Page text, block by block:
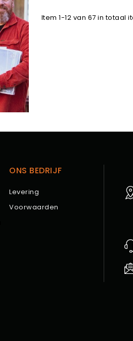
Item 1-12 van 67 in totaal
ONS BEDRIJF
Levering
Voorwaarden